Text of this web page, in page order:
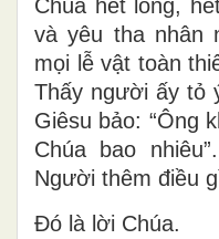
Chúa hết lòng,
và yêu tha nhân
mọi lễ vật toàn
Thấy người ấy tỏ
Giêsu bảo: “Ông
Chúa bao
Người thêm điều
Ðó là lời Chúa.